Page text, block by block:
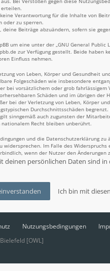
erteilen.
Verantwortung für die Inhalte von
oder zu sperren.
Beiträge abzuändern, sofern sie
um eine unter der „GNU General Public
zur Verfügung gestellt. Beide
Einfluss nehmen.
von Leben, Körper und Gesundheit
Folgeschäden wie insbesondere
bei vorsätzlichem oder grob
Schäden und im übrigen
bei der Verletzung von Leben, Körper
Durchschnittsschäden
sinngemäß auch zugunsten der
Recht bleiben unberührt.
und die Datenschutzerklärung
widersprechen. Im Falle des
wenn der Nutzer den Änderungen
deinen persönlichen Daten sind
Nutzungsbedingungen
[OWL]